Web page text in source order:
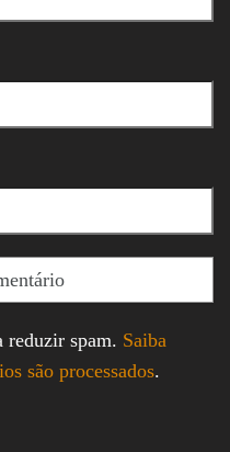
reduzir spam. Saiba
são processados.